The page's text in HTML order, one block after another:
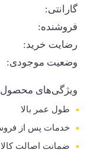
گارانتی:
فروشنده:
رضایت خرید:
وضعیت موجودی:
ویژگی‌های محصول
طول عمر بالا
خدمات پس از
ضمانت اصالت کالا